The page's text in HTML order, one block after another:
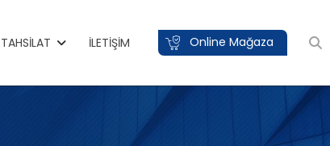
TAHSILAT İLETIŞIM Online Mağaza